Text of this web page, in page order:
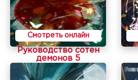
Смотреть онлайн
Руководство сотен
демонов 5